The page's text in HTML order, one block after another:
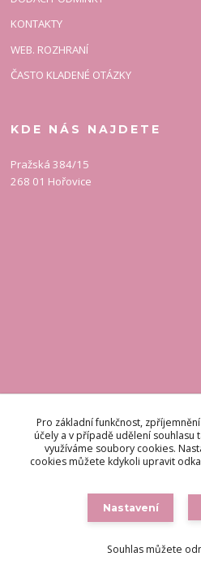
Pro základní funkčnost,
účely a v případě udělení souhlasu
využíváme soubory cookies.
cookies můžete kdykoli upravit
Nastavení
Souhlas můžete
KONTAKTY
WEB. ROZHRANÍ
ČASTO KLADENÉ OTÁZKY
KDE NÁS NAJDETE
Pražská 384/15
268 01 Hořovice
KONTAKT
Odpovídáme do 48 hodin.
Pro základní funkčnost,
účely a v případě udělení souhlasu
využíváme soubory cookies.
cookies můžete kdykoli upravit
Nastavení
Souhlas můžete